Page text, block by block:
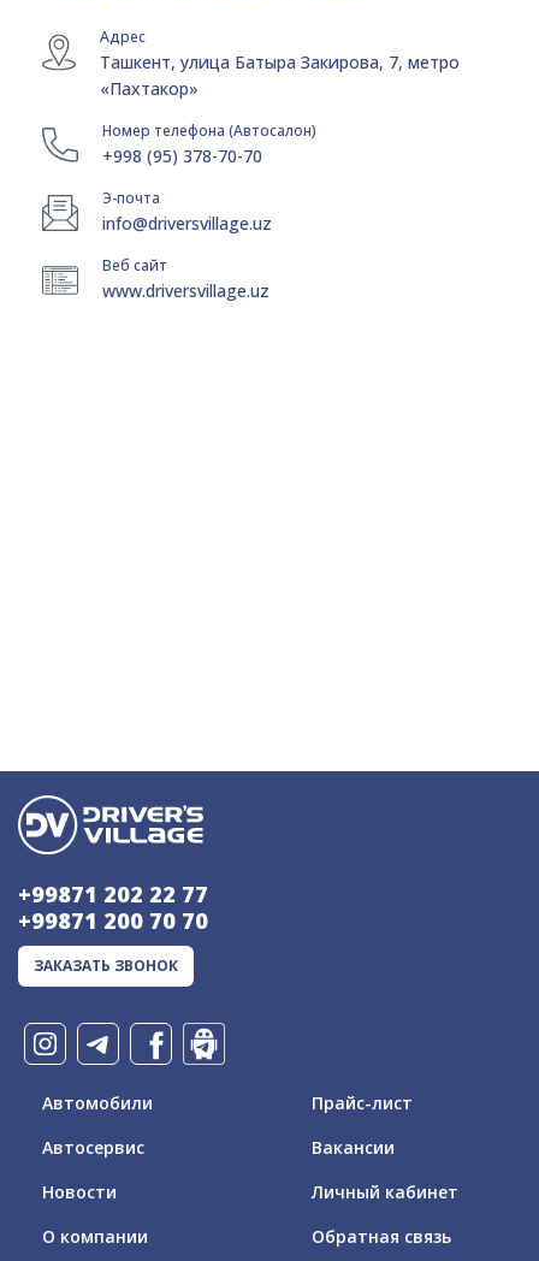
Адрес
Ташкент, улица Батыра Закирова, 7, метро
«Пахтакор»
Номер телефона (Автосалон)
+998 (95) 378-70-70
Э-почта
info@driversvillage.uz
Веб сайт
www.driversvillage.uz
+99871 202 22 77
+99871 200 70 70
ЗАКАЗАТЬ ЗВОНОК
Автомобили
Автосервис
Новости
О компании
Прайс-лист
Вакансии
Личный кабинет
Обратная связь